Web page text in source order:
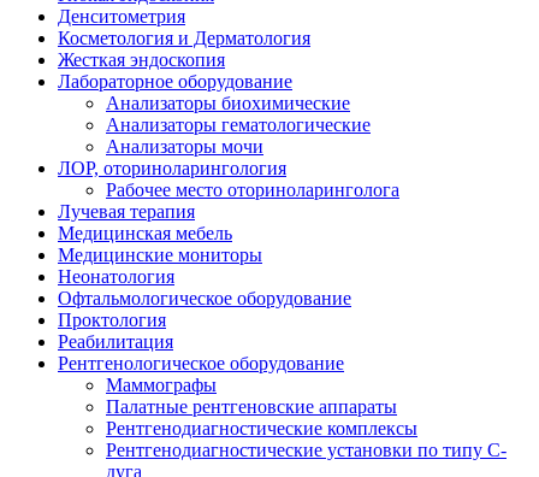
Денситометрия
Косметология и Дерматология
Жесткая эндоскопия
Лабораторное оборудование
Анализаторы биохимические
Анализаторы гематологические
Анализаторы мочи
ЛОР, оториноларингология
Рабочее место оториноларинголога
Лучевая терапия
Медицинская мебель
Медицинские мониторы
Неонатология
Офтальмологическое оборудование
Проктология
Реабилитация
Рентгенологическое оборудование
Маммографы
Палатные рентгеновские аппараты
Рентгенодиагностические комплексы
Рентгенодиагностические установки по типу С-
дуга